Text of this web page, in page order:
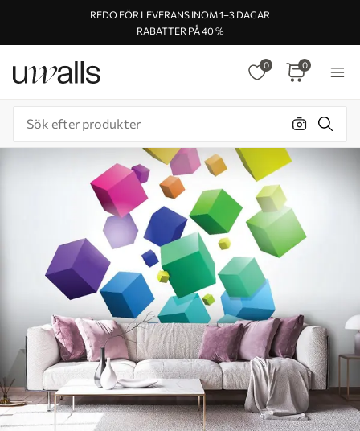
REDO FÖR LEVERANS INOM 1–3 DAGAR
RABATTER PÅ 40 %
0 0